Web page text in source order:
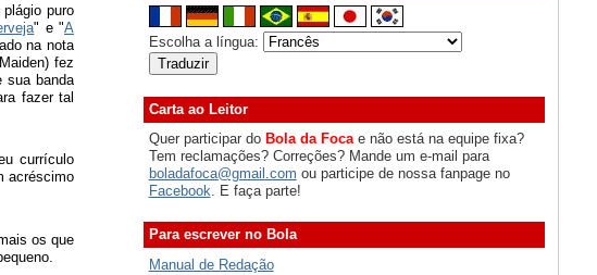
puro
" e "A
na nota
fez
sua banda
fazer tal
currículo
acréscimo
os que
Escolha a língua:
Carta ao Leitor
Quer participar do Bola da Focae não está na equipe fixa?
Tem reclamações? Correções? Mande um e-mail para
boladafoca@gmail.com ou participe de nossa fanpage no
Facebook . E faça parte!
Para escrever no Bola
Manual de Redação